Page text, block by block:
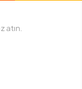
atın.